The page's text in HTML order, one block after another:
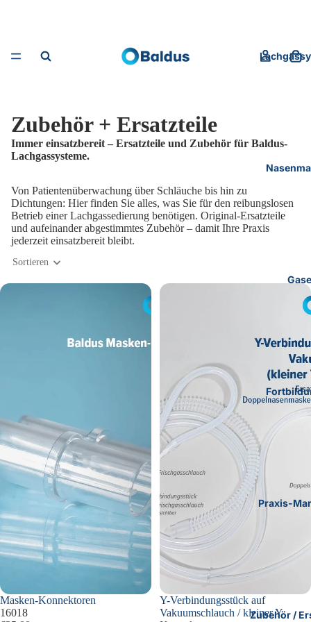
Gase
Praxis-
Zubehör /
Zubehör + Ersatzteile
Immer einsatzbereit – Ersatzteile und Zubehör für Baldus-
Lachgassysteme.
Von Patientenüberwachung über Schläuche bis hin zu
Dichtungen: Hier finden Sie alles, was Sie für den reibungslosen
Betrieb einer Lachgassedierung benötigen. Original-Ersatzteile
und aufeinander abgestimmtes Zubehör – damit Ihre Praxis
jederzeit einsatzbereit bleibt.
Sortieren
Masken-
Masken-Konnektoren
16018
Y-
Konnektor
Y-Verbindungsstück auf
Vakuumschlauch / kleiner Y-